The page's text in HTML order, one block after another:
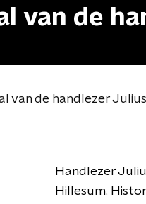
van de
van de handlezer
Handlezer
Hillesum.